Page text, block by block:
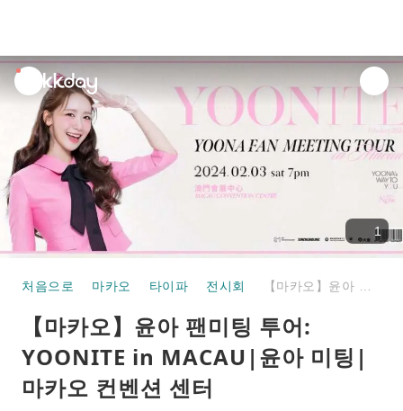
unread
notifications
1
처음으로 마카오 타이파 전시회
【마카오】윤아 팬미팅 투어:
YOONITE in MACAU|윤아 미팅|
마카오 컨벤션 센터